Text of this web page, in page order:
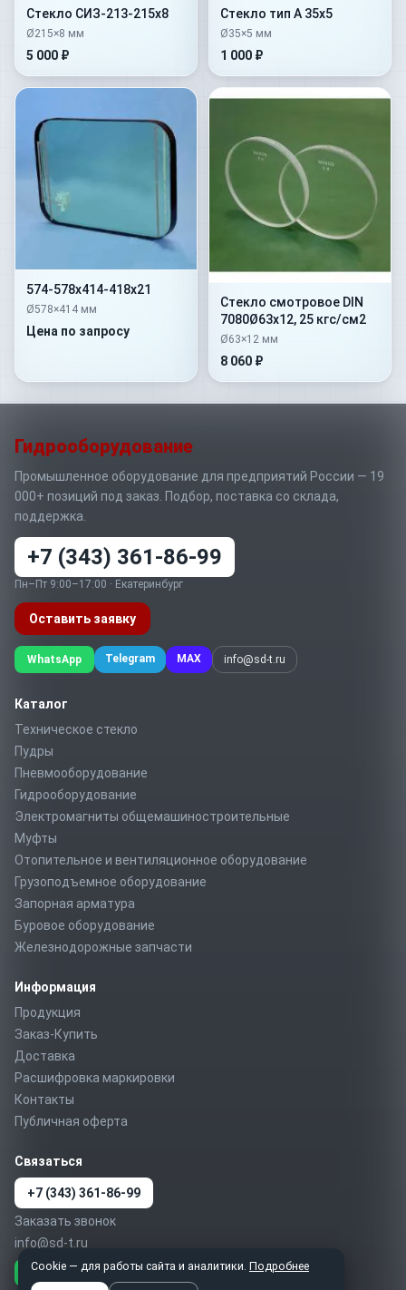
Стекло СИЗ-213-215х8
Ø215×8 мм
5 000 ₽
Стекло тип А 35х5
Ø35×5 мм
1 000 ₽
574-578х414-418х21
Ø578×414 мм
Цена по запросу
Стекло смотровое DIN
7080Ø63х12, 25 кгс/см2
Ø63×12 мм
8 060 ₽
Гидрооборудование
Промышленное оборудование для предприятий России — 19
000+ позиций под заказ. Подбор, поставка со склада,
поддержка.
+7 (343) 361-86-99
Пн–Пт 9:00–17:00 · Екатеринбург
Оставить заявку
WhatsApp Telegram MAX info@sd-t.ru
Каталог
Техническое стекло
Пудры
Пневмооборудование
Гидрооборудование
Электромагниты общемашиностроительные
Муфты
Отопительное и вентиляционное оборудование
Грузоподъемное оборудование
Запорная арматура
Буровое оборудование
Железнодорожные запчасти
Информация
Продукция
Заказ-Купить
Доставка
Расшифровка маркировки
Контакты
Публичная оферта
Связаться
+7 (343) 361-86-99
Заказать звонок
info@sd-t.ru
WhatsApp Telegram MAX
Cookie — для работы сайта и аналитики. Подробнее